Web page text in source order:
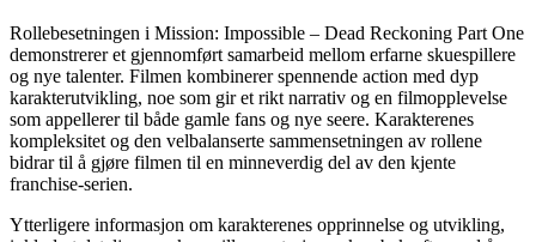
Rollebesetningen i Mission: Impossible – Dead Reckoning Part One
demonstrerer et gjennomført samarbeid mellom erfarne skuespillere
og nye talenter. Filmen kombinerer spennende action med dyp
karakterutvikling, noe som gir et rikt narrativ og en filmopplevelse
som appellerer til både gamle fans og nye seere. Karakterenes
kompleksitet og den velbalanserte sammensetningen av rollene
bidrar til å gjøre filmen til en minneverdig del av den kjente
franchise-serien.
Ytterligere informasjon om karakterenes opprinnelse og utvikling,